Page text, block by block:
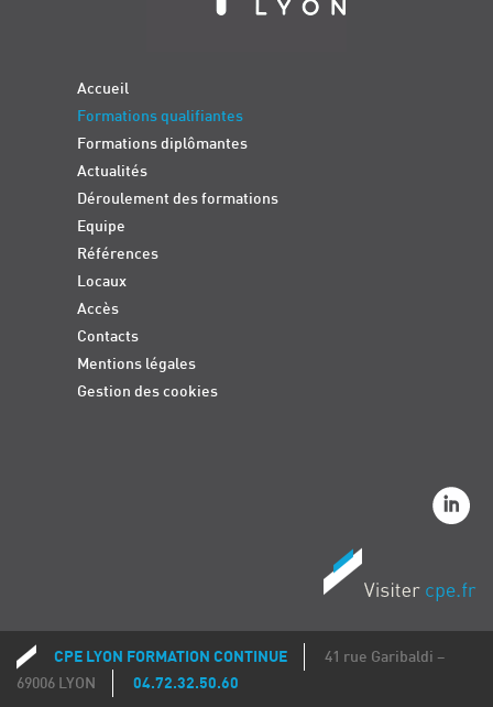
Accueil
Formations qualifiantes
Formations diplômantes
Actualités
Déroulement des formations
Equipe
Références
Locaux
Accès
Contacts
Mentions légales
Gestion des cookies
Coordonnées
CPE LYON FORMATION CONTINUE
41 rue Garibaldi –
69006 LYON
04.72.32.50.60